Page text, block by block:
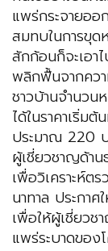
แพร่กระจายออ
สมทบในการขุด
สักก้อนก็จะเอา
พลิกฟื้นจากควา
ชาวบ้านจำนว
ได้ในราคาเริ่ม
ประมาณ 220
ผู้เชี่ยวชาญด้าน
เพื่อวิเคราะห์ต
นาทาล ประกา
เพื่อให้ผู้เชี่ยวช
แพร่ระบาดของ